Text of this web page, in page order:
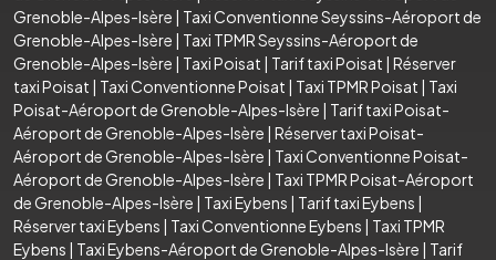
Grenoble-Alpes-Isère | Taxi Conventionne Seyssins-Aéroport de
Grenoble-Alpes-Isère | Taxi TPMR Seyssins-Aéroport de
Grenoble-Alpes-Isère | Taxi Poisat | Tarif taxi Poisat | Réserver
taxi Poisat | Taxi Conventionne Poisat | Taxi TPMR Poisat | Taxi
Poisat-Aéroport de Grenoble-Alpes-Isère | Tarif taxi Poisat-
Aéroport de Grenoble-Alpes-Isère | Réserver taxi Poisat-
Aéroport de Grenoble-Alpes-Isère | Taxi Conventionne Poisat-
Aéroport de Grenoble-Alpes-Isère | Taxi TPMR Poisat-Aéroport
de Grenoble-Alpes-Isère | Taxi Eybens | Tarif taxi Eybens |
Réserver taxi Eybens | Taxi Conventionne Eybens | Taxi TPMR
Eybens | Taxi Eybens-Aéroport de Grenoble-Alpes-Isère | Tarif